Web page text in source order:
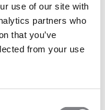
use of our site with
partners who
that you’ve
from your use